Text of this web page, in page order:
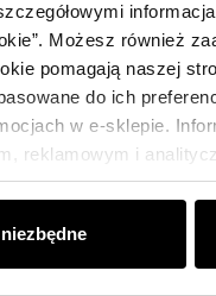
Możesz również
pomagają naszej
do ich
w e-sklepie.
reklamowym i
podczas